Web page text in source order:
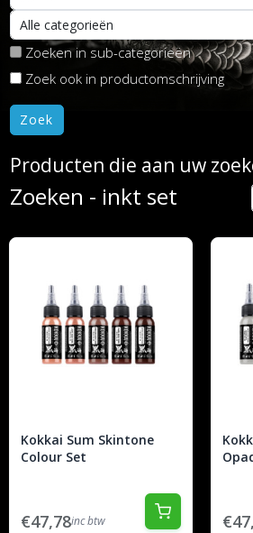
Zoeken in sub-categorieën
Zoek ook in productomschrijving
Producten die aan uw
Zoeken - inkt set
Kokkai Sum Skintone
Colour Set
€47,78inc btw